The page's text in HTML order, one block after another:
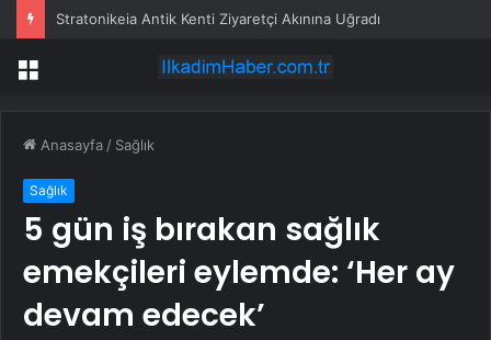
Menü
Anasayfa / Sağlık
Sağlık
5 gün iş bırakan sağlık
emekçileri eylemde: ‘Her ay
devam edecek’